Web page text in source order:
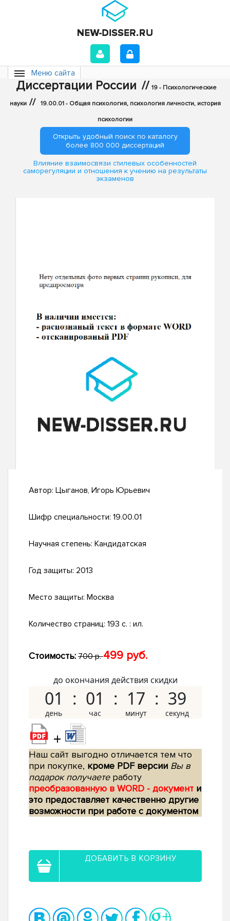
Меню сайта
Диссертации России // 19 - Психологические
науки // 19.00.01 - Общая психология, психология личности, история
психологии
Открыть удобный поиск по каталогу
более 800 000 диссертаций
Влияние взаимосвязи стилевых особенностей
саморегуляции и отношения к учению на результаты
экзаменов
Автор: Цыганов, Игорь Юрьевич
Шифр специальности: 19.00.01
Научная степень: Кандидатская
Год защиты: 2013
Место защиты: Москва
Количество страниц: 193 с. : ил.
Стоимость: 700 р.499 руб.
до окончания действия скидки
01 01 17 38
+
Наш сайт выгодно отличается тем что
при покупке, кроме PDF версии Вы в
подарок получаетеработу
преобразованную в WORD - документ и
это предоставляет качественно другие
возможности при работе с документом
ДОБАВИТЬ В КОРЗИНУ